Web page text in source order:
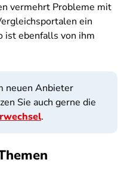
vermehrt Probleme mit
ein
ist ebenfalls von ihm
neuen Anbieter
Sie auch gerne die
.